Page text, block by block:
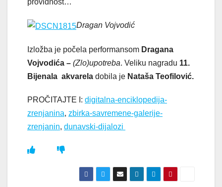
providnost…
Dragan Vojvodić
Izložba je počela performansom Dragana
Vojvodića – (Zlo)upotreba. Veliku nagradu 11.
Bijenala akvarela dobila je Nataša Teofilović.
PROČITAJTE I: digitalna-enciklopedija-
zrenjanina, zbirka-savremene-galerije-
zrenjanin, dunavski-dijalozi